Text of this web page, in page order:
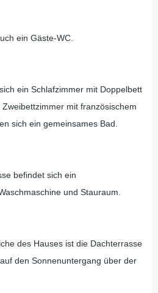
ein Gäste-WC.
ein Schlafzimmer mit Doppelbett
mit französischem
sich ein gemeinsames Bad.
befindet sich ein
und Stauraum.
des Hauses ist die Dachterrasse
den Sonnenuntergang über der